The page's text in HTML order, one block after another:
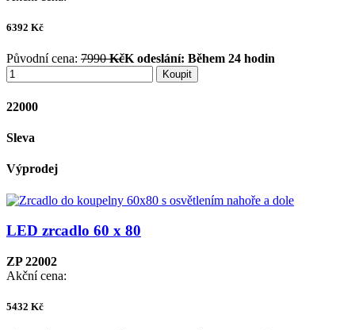
6392 Kč
Původní cena: 7990KčK odeslání: Během 24 hodin
Koupit
22000
Sleva
Výprodej
LED zrcadlo 60 x 80
ZP 22002
Akční cena:
5432 Kč